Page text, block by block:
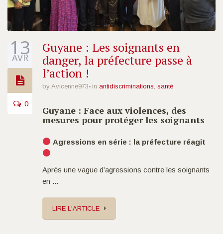
13
AVR
0
Guyane : Les soignants en
danger, la préfecture passe à
l’action !
by Avicenne973 in antidiscriminations santé
Guyane : Face aux violences, des
mesures pour protéger les soignants
Agressions en série : la préfecture réagit
Après une vague d’agressions contre les soignants
en ...
LIRE L'ARTICLE